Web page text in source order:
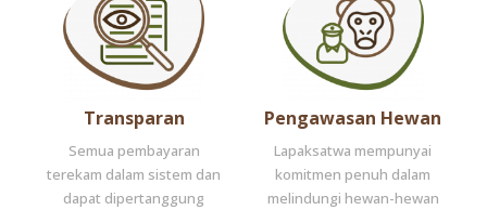
Transparan
Semua pembayaran
terekam dalam sistem dan
dapat dipertanggung
Pengawasan Hewan
Lapaksatwa mempunyai
komitmen penuh dalam
melindungi hewan-hewan